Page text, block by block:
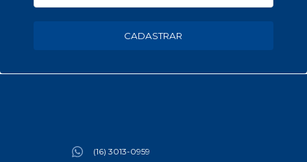
CADASTRAR
(16) 3013-0959